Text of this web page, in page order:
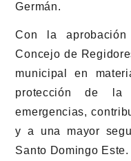
Germán.
Con la
Concejo de
municipal en
protección de la
emergencias,
y a una mayor
Santo Domingo Este.